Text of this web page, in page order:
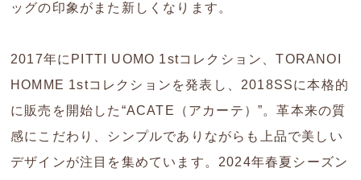
ッグの印象がまた新しくなります。
2017年にPITTI UOMO 1stコレクション、TORANOI
HOMME 1stコレクションを発表し、2018SSに本格的
に販売を開始した“ACATE（アカーテ）”。革本来の質
感にこだわり、シンプルでありながらも上品で美しい
デザインが注目を集めています。2024年春夏シーズン